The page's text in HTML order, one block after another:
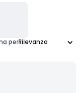
per